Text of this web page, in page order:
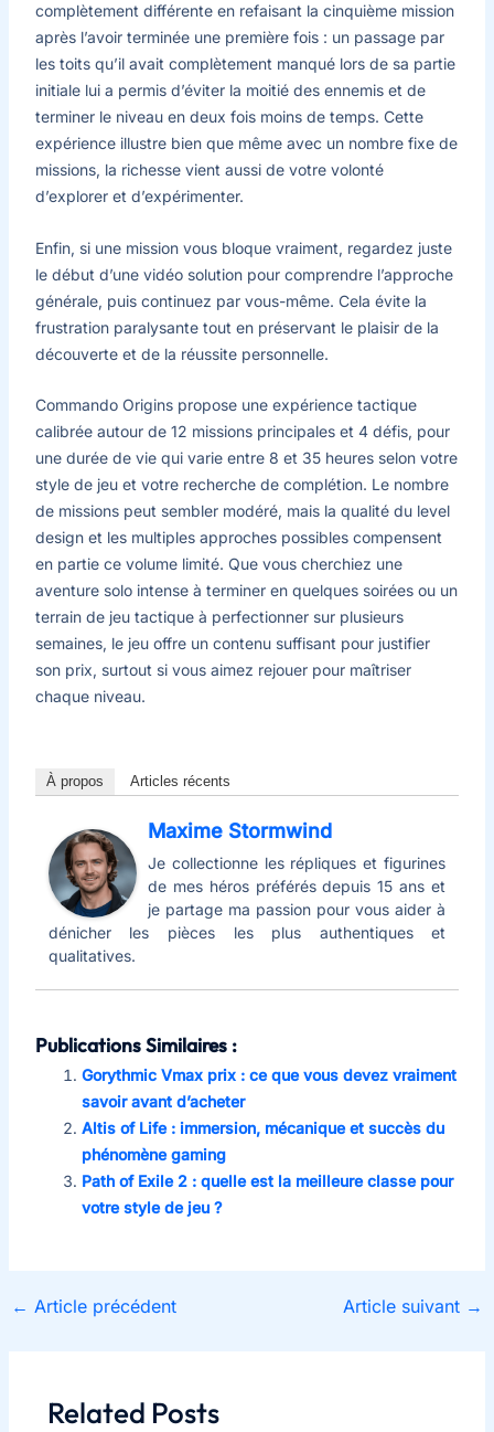
complètement différente en refaisant la cinquième mission
après l’avoir terminée une première fois : un passage par
les toits qu’il avait complètement manqué lors de sa partie
initiale lui a permis d’éviter la moitié des ennemis et de
terminer le niveau en deux fois moins de temps. Cette
expérience illustre bien que même avec un nombre fixe de
missions, la richesse vient aussi de votre volonté
d’explorer et d’expérimenter.
Enfin, si une mission vous bloque vraiment, regardez juste
le début d’une vidéo solution pour comprendre l’approche
générale, puis continuez par vous-même. Cela évite la
frustration paralysante tout en préservant le plaisir de la
découverte et de la réussite personnelle.
Commando Origins propose une expérience tactique
calibrée autour de 12 missions principales et 4 défis, pour
une durée de vie qui varie entre 8 et 35 heures selon votre
style de jeu et votre recherche de complétion. Le nombre
de missions peut sembler modéré, mais la qualité du level
design et les multiples approches possibles compensent
en partie ce volume limité. Que vous cherchiez une
aventure solo intense à terminer en quelques soirées ou un
terrain de jeu tactique à perfectionner sur plusieurs
semaines, le jeu offre un contenu suffisant pour justifier
son prix, surtout si vous aimez rejouer pour maîtriser
chaque niveau.
À propos Articles récents
Maxime Stormwind
Je collectionne les répliques et figurines
de mes héros préférés depuis 15 ans et
je partage ma passion pour vous aider à
dénicher les pièces les plus authentiques et
qualitatives.
Publications Similaires :
Gorythmic Vmax prix : ce que vous devez vraiment
savoir avant d’acheter
Altis of Life : immersion, mécanique et succès du
phénomène gaming
Path of Exile 2 : quelle est la meilleure classe pour
votre style de jeu ?
← Article précédent Article suivant →
Related Posts